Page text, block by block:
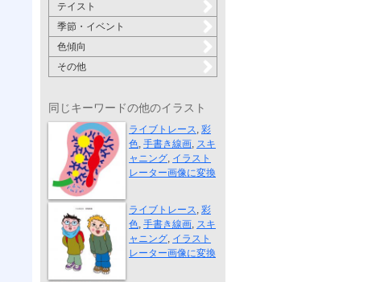
テイスト
季節・イベント
色傾向
その他
同じキーワードの他のイラスト
君の声が聞こ...
ライブトレース, 彩
色, 手書き線画, スキ
ャニング, イラスト
レーター画像に変換
合格発表
ライブトレース, 彩
色, 手書き線画, スキ
ャニング, イラスト
レーター画像に変換
雨の中の見回り